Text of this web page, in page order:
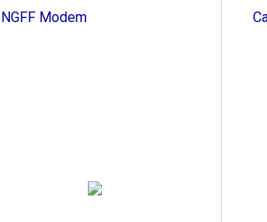
M.2
NGFF Modem